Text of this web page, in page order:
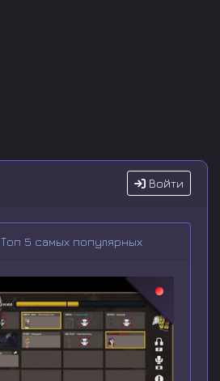
Войти
Топ 5 самых популярных